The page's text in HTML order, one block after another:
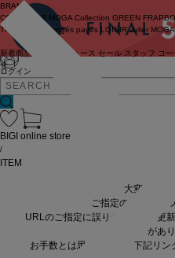
ログイン
BRAND
COUTURIER MOGA Collection GREEN
TRISTESSE
congés payés LOISIR Julier MOGA
新着商品 ニュース セール スタッフ コー
せ
BIGI online store
/
ITEM
大変申し訳
ご指定の商品が見
URLのご指定に誤りがあるか、更
があ
お手数とは思いますが、下記リン